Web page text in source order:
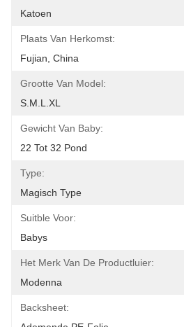
Katoen
Plaats Van Herkomst:
Fujian, China
Grootte Van Model:
S.M.L.XL
Gewicht Van Baby:
22 Tot 32 Pond
Type:
Magisch Type
Suitble Voor:
Babys
Het Merk Van De Productluier:
Modenna
Backsheet: